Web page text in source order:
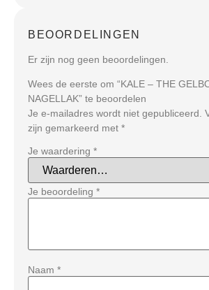
BEOORDELINGEN
Er zijn nog geen beoordelingen.
Wees de eerste om “KALE – THE
NAGELLAK” te beoordelen
Je e-mailadres wordt niet gepubliceerd.
zijn gemarkeerd met *
Je waardering *
Je beoordeling *
Naam *